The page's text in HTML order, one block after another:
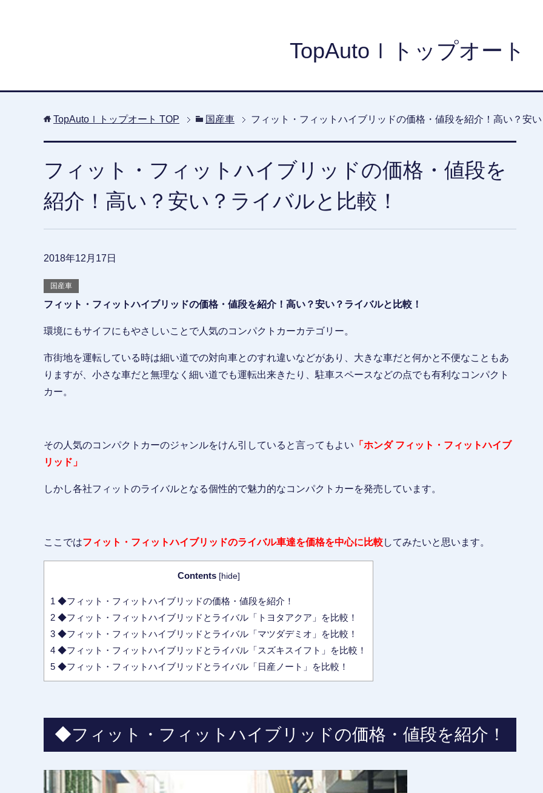
TopAutoｌトップオート
TopAutoｌトップオート TOP 国産車 フィット・フィットハイブリッドの価格・値段を紹介！高い？安い
フィット・フィットハイブリッドの価格・値段を
紹介！高い？安い？ライバルと比較！
2018年12月17日
国産車
フィット・フィットハイブリッドの価格・値段を紹介！高い？安い？ライバルと比較！
環境にもサイフにもやさしいことで人気のコンパクトカーカテゴリー。
市街地を運転している時は細い道での対向車とのすれ違いなどがあり、大きな車だと何かと不便なこともあ
りますが、小さな車だと無理なく細い道でも運転出来きたり、駐車スペースなどの点でも有利なコンパクト
カー。
その人気のコンパクトカーのジャンルをけん引していると言ってもよい 「ホンダ フィット・フィットハイブ
リッド」
しかし各社フィットのライバルとなる個性的で魅力的なコンパクトカーを発売しています。
ここではフィット・フィットハイブリッドのライバル車達を価格を中心に比較してみたいと思います。
Contents [hide]
1 ◆フィット・フィットハイブリッドの価格・値段を紹介！
2 ◆フィット・フィットハイブリッドとライバル「トヨタアクア」を比較！
3 ◆フィット・フィットハイブリッドとライバル「マツダデミオ」を比較！
4 ◆フィット・フィットハイブリッドとライバル「スズキスイフト」を比較！
5 ◆フィット・フィットハイブリッドとライバル「日産ノート」を比較！
◆フィット・フィットハイブリッドの価格・値段を紹介！